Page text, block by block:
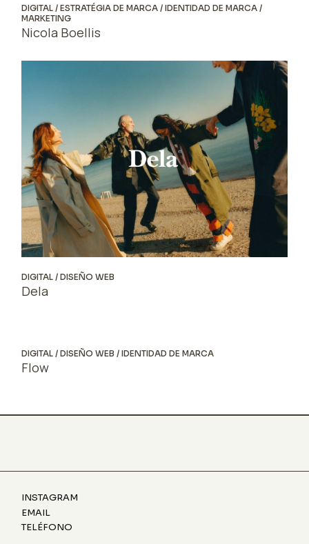
DIGITAL ESTRATÉGIA DE MARCA
IDENTIDAD DE MARCA
MARKETING
Nicola Boellis
DIGITAL DISEÑO WEB
Dela
DIGITAL DISEÑO WEB IDENTIDAD DE MARCA
Flow
INSTAGRAM
EMAIL
TELÉFONO